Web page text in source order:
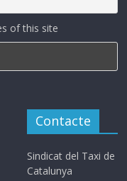
of this site
Contacte
Sindicat del Taxi de
Catalunya